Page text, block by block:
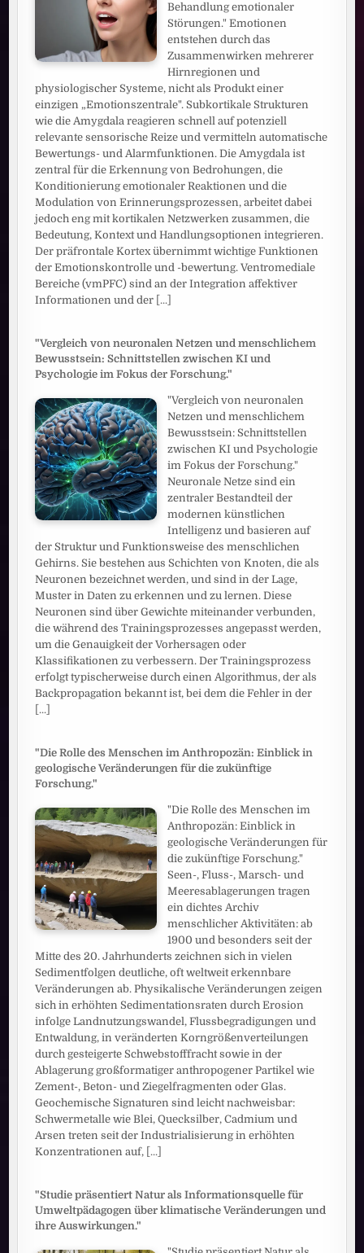
Behandlung emotionaler
Störungen." Emotionen
entstehen durch das
Zusammenwirken mehrerer
Hirnregionen und
physiologischer Systeme, nicht als Produkt einer
einzigen „Emotionszentrale". Subkortikale Strukturen
wie die Amygdala reagieren schnell auf potenziell
relevante sensorische Reize und vermitteln automatische
Bewertungs- und Alarmfunktionen. Die Amygdala ist
zentral für die Erkennung von Bedrohungen, die
Konditionierung emotionaler Reaktionen und die
Modulation von Erinnerungsprozessen, arbeitet dabei
jedoch eng mit kortikalen Netzwerken zusammen, die
Bedeutung, Kontext und Handlungsoptionen integrieren.
Der präfrontale Kortex übernimmt wichtige Funktionen
der Emotionskontrolle und -bewertung. Ventromediale
Bereiche (vmPFC) sind an der Integration affektiver
Informationen und der [...]
"Vergleich von neuronalen Netzen und menschlichem
Bewusstsein: Schnittstellen zwischen KI und
Psychologie im Fokus der Forschung."
"Vergleich von neuronalen
Netzen und menschlichem
Bewusstsein: Schnittstellen
zwischen KI und Psychologie
im Fokus der Forschung."
Neuronale Netze sind ein
zentraler Bestandteil der
modernen künstlichen
Intelligenz und basieren auf
der Struktur und Funktionsweise des menschlichen
Gehirns. Sie bestehen aus Schichten von Knoten, die als
Neuronen bezeichnet werden, und sind in der Lage,
Muster in Daten zu erkennen und zu lernen. Diese
Neuronen sind über Gewichte miteinander verbunden,
die während des Trainingsprozesses angepasst werden,
um die Genauigkeit der Vorhersagen oder
Klassifikationen zu verbessern. Der Trainingsprozess
erfolgt typischerweise durch einen Algorithmus, der als
Backpropagation bekannt ist, bei dem die Fehler in der
[...]
"Die Rolle des Menschen im Anthropozän: Einblick in
geologische Veränderungen für die zukünftige
Forschung."
"Die Rolle des Menschen im
Anthropozän: Einblick in
geologische Veränderungen für
die zukünftige Forschung."
Seen-, Fluss-, Marsch- und
Meeresablagerungen tragen
ein dichtes Archiv
menschlicher Aktivitäten: ab
1900 und besonders seit der
Mitte des 20. Jahrhunderts zeichnen sich in vielen
Sedimentfolgen deutliche, oft weltweit erkennbare
Veränderungen ab. Physikalische Veränderungen zeigen
sich in erhöhten Sedimentationsraten durch Erosion
infolge Landnutzungswandel, Flussbegradigungen und
Entwaldung, in veränderten Korngrößenverteilungen
durch gesteigerte Schwebstofffracht sowie in der
Ablagerung großformatiger anthropogener Partikel wie
Zement-, Beton- und Ziegelfragmenten oder Glas.
Geochemische Signaturen sind leicht nachweisbar:
Schwermetalle wie Blei, Quecksilber, Cadmium und
Arsen treten seit der Industrialisierung in erhöhten
Konzentrationen auf, [...]
"Studie präsentiert Natur als Informationsquelle für
Umweltpädagogen über klimatische Veränderungen und
ihre Auswirkungen."